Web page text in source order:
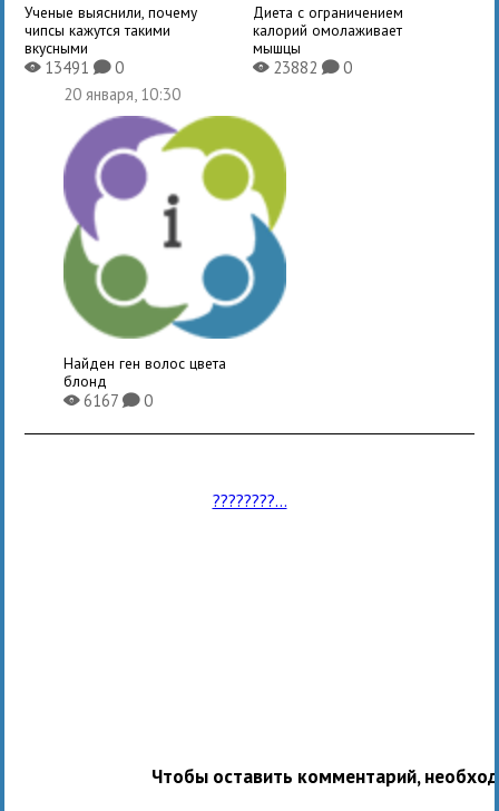
Ученые выяснили, почему
чипсы кажутся такими
вкусными
X13491K0
Диета с ограничением
калорий омолаживает
мышцы
X23882 K0
20 января, 10:30
Найден ген волос цвета
блонд
X6167K0
????????...
Чтобы оставить комментарий,